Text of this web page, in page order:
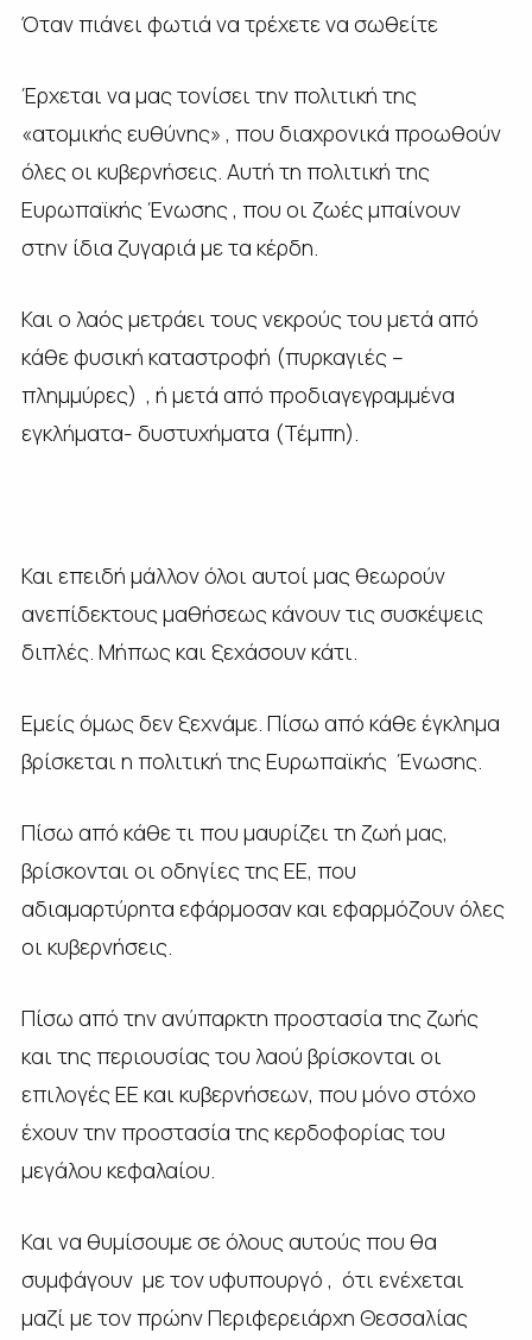
Όταν πιάνει φωτιά να τρέχετε να σωθείτε
Έρχεται να μας τονίσει την πολιτική της
«ατομικής ευθύνης» , που διαχρονικά προωθούν
όλες οι κυβερνήσεις. Αυτή τη πολιτική της
Ευρωπαϊκής Ένωσης , που οι ζωές μπαίνουν
στην ίδια ζυγαριά με τα κέρδη.
Και ο λαός μετράει τους νεκρούς του μετά από
κάθε φυσική καταστροφή (πυρκαγιές –
πλημμύρες) , ή μετά από προδιαγεγραμμένα
εγκλήματα- δυστυχήματα (Τέμπη).
Και επειδή μάλλον όλοι αυτοί μας θεωρούν
ανεπίδεκτους μαθήσεως κάνουν τις συσκέψεις
διπλές. Μήπως και ξεχάσουν κάτι.
Εμείς όμως δεν ξεχνάμε. Πίσω από κάθε έγκλημα
βρίσκεται η πολιτική της Ευρωπαϊκής Ένωσης.
Πίσω από κάθε τι που μαυρίζει τη ζωή μας,
βρίσκονται οι οδηγίες της ΕΕ, που
αδιαμαρτύρητα εφάρμοσαν και εφαρμόζουν όλες
οι κυβερνήσεις.
Πίσω από την ανύπαρκτη προστασία της ζωής
και της περιουσίας του λαού βρίσκονται οι
επιλογές ΕΕ και κυβερνήσεων, που μόνο στόχο
έχουν την προστασία της κερδοφορίας του
μεγάλου κεφαλαίου.
Και να θυμίσουμε σε όλους αυτούς που θα
συμφάγουν με τον υφυπουργό , ότι ενέχεται
μαζί με τον πρώην Περιφερειάρχη Θεσσαλίας